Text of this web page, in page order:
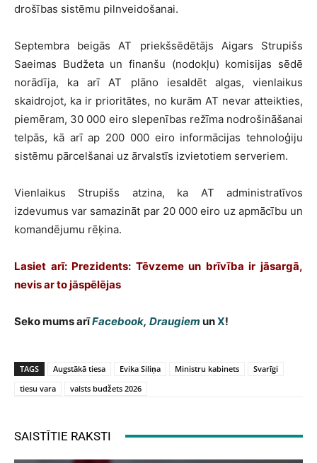
drošības sistēmu pilnveidošanai.
Septembra beigās AT priekšsēdētājs Aigars Strupišs
Saeimas Budžeta un finanšu (nodokļu) komisijas sēdē
norādīja, ka arī AT plāno iesaldēt algas, vienlaikus
skaidrojot, ka ir prioritātes, no kurām AT nevar atteikties,
piemēram, 30 000 eiro slepenības režīma nodrošināšanai
telpās, kā arī ap 200 000 eiro informācijas tehnoloģiju
sistēmu pārcelšanai uz ārvalstīs izvietotiem serveriem.
Vienlaikus Strupišs atzina, ka AT administratīvos
izdevumus var samazināt par 20 000 eiro uz apmācību un
komandējumu rēķina.
Lasiet arī: Prezidents: Tēvzeme un brīvība ir jāsargā,
nevis ar to jāspēlējas
Seko mums arīFacebook, Draugiem unX!
TAGS Augstākā tiesa Evika Siliņa Ministru kabinets
Svarīgi
tiesu vara
valsts budžets 2026
SAISTĪTIE RAKSTI